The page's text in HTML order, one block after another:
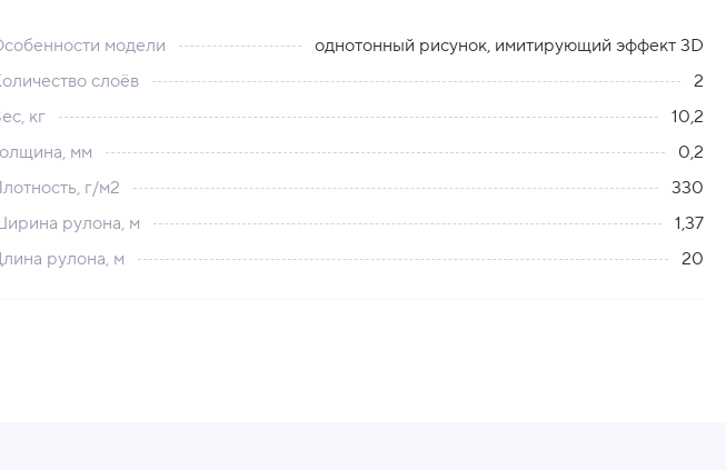
модели
однотонный рисунок, имитирующий эффект 3D
слоёв
2
кг
10,2
мм
0,2
г/м2
330
рулона, м
1,37
рулона, м
20